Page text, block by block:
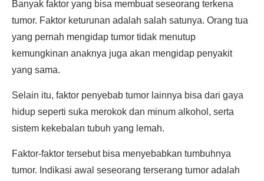
Banyak faktor yang bisa membuat seseorang terkena
tumor. Faktor keturunan adalah salah satunya. Orang tua
yang pernah mengidap tumor tidak menutup
kemungkinan anaknya juga akan mengidap penyakit
yang sama.
Selain itu, faktor penyebab tumor lainnya bisa dari gaya
hidup seperti suka merokok dan minum alkohol, serta
sistem kekebalan tubuh yang lemah.
Faktor-faktor tersebut bisa menyebabkan tumbuhnya
tumor. Indikasi awal seseorang terserang tumor adalah